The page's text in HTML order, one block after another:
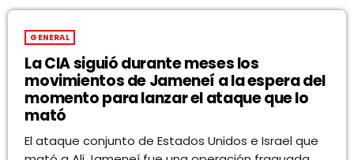
GENERAL
La CIA siguió durante meses los
movimientos de Jameneí a la espera del
momento para lanzar el ataque que lo
mató
El ataque conjunto de Estados Unidos e Israel que